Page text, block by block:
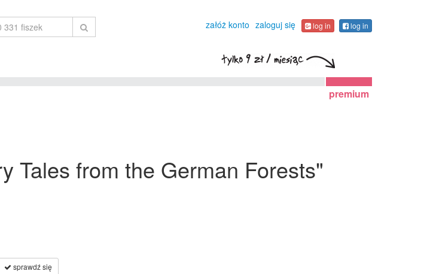
załóż konto zaloguj się log in log in
premium
Tales from the German Forests"
sprawdź się